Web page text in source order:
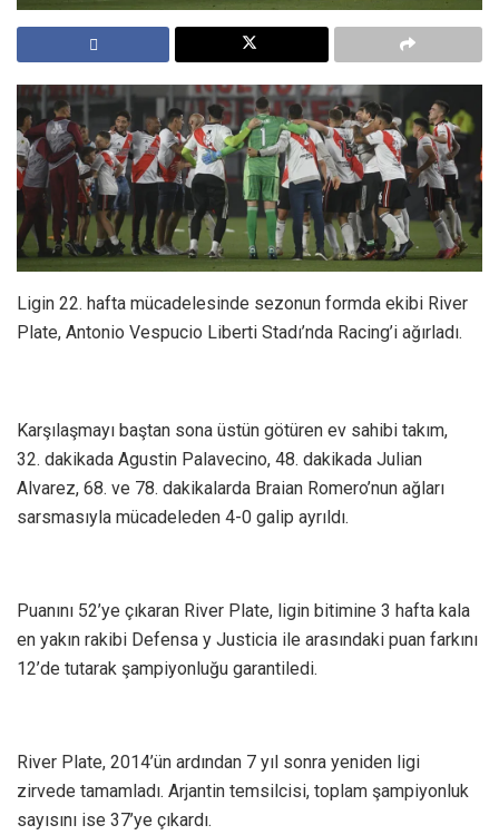
Ligin 22. hafta mücadelesinde sezonun formda ekibi River
Plate, Antonio Vespucio Liberti Stadı’nda Racing’i ağırladı.
Karşılaşmayı baştan sona üstün götüren ev sahibi takım,
32. dakikada Agustin Palavecino, 48. dakikada Julian
Alvarez, 68. ve 78. dakikalarda Braian Romero’nun ağları
sarsmasıyla mücadeleden 4-0 galip ayrıldı.
Puanını 52’ye çıkaran River Plate, ligin bitimine 3 hafta kala
en yakın rakibi Defensa y Justicia ile arasındaki puan farkını
12’de tutarak şampiyonluğu garantiledi.
River Plate, 2014’ün ardından 7 yıl sonra yeniden ligi
zirvede tamamladı. Arjantin temsilcisi, toplam şampiyonluk
sayısını ise 37’ye çıkardı.